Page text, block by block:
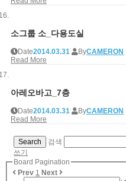
소그룹 소_다용도실
Date2014.03.31 ByCAMERON
Read More
아레오바고_7층
Date2014.03.31 ByCAMERON
Read More
Search
검색
쓰기
Board Pagination
Prev 1 Next